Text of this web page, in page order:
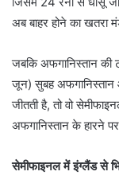
अब बाहर होने का खतरा
जबकि अफगानिस्तान
जून) सुबह अफगानिस्तान
जीतती है, तो वो
अफगानिस्तान के हारने
सेमीफाइनल में इंग्लैंड से